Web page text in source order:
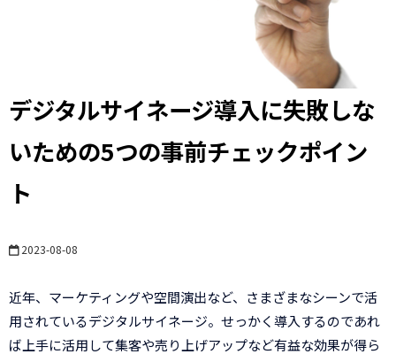
デジタルサイネージ導入に失敗しな
いための5つの事前チェックポイン
ト
2023-08-08
近年、マーケティングや空間演出など、さまざまなシーンで活
用されているデジタルサイネージ。せっかく導入するのであれ
ば上手に活用して集客や売り上げアップなど有益な効果が得ら